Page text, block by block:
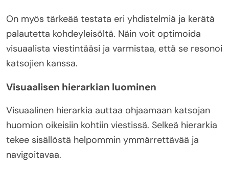
On myös tärkeää testata eri yhdistelmiä ja kerätä
palautetta kohdeyleisöltä. Näin voit optimoida
visuaalista viestintääsi ja varmistaa, että se resonoi
katsojien kanssa.
Visuaalisen hierarkian luominen
Visuaalinen hierarkia auttaa ohjaamaan katsojan
huomion oikeisiin kohtiin viestissä. Selkeä hierarkia
tekee sisällöstä helpommin ymmärrettävää ja
navigoitavaa.